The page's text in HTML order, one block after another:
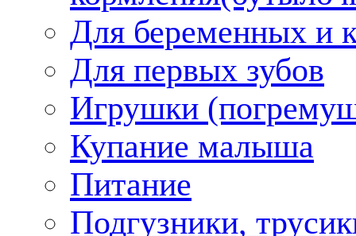
Для беременных и
Для первых зубов
Игрушки
Купание малыша
Питание
Подгузники,